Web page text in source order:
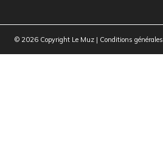
© 2026 Copyright Le Muz | Conditions générales